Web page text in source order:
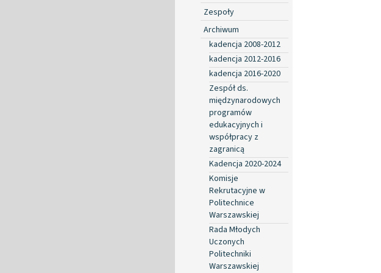
Zespoły
Archiwum
kadencja 2008-2012
kadencja 2012-2016
kadencja 2016-2020
Zespół ds.
międzynarodowych
programów
edukacyjnych i
współpracy z
zagranicą
Kadencja 2020-2024
Komisje
Rekrutacyjne w
Politechnice
Warszawskiej
Rada Młodych
Uczonych
Politechniki
Warszawskiej